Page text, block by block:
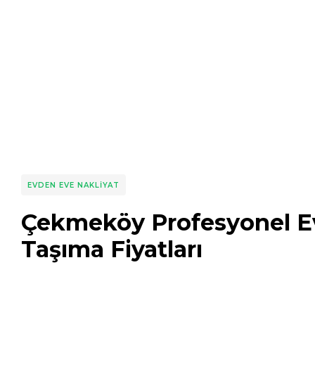
EVDEN EVE NAKLIYAT
Çekmeköy Profesyonel
Taşıma Fiyatları